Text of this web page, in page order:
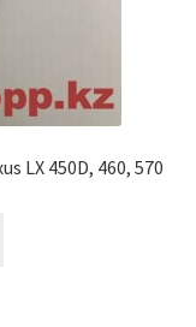
LX 450D, 460, 570